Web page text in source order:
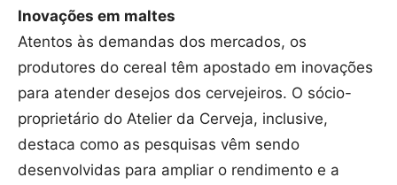
Inovações em maltes
Atentos às demandas dos mercados, os
produtores do cereal têm apostado em inovações
para atender desejos dos cervejeiros. O sócio-
proprietário do Atelier da Cerveja, inclusive,
destaca como as pesquisas vêm sendo
desenvolvidas para ampliar o rendimento e a